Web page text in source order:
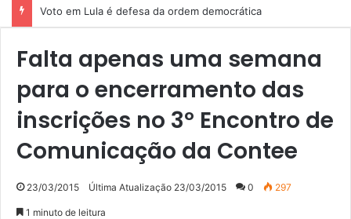
Voto em Lula é defesa da ordem democrática
Falta apenas uma semana
para o encerramento das
inscrições no 3º Encontro de
Comunicação da Contee
23/03/2015 Última Atualização 23/03/2015 0 297
1 minuto de leitura